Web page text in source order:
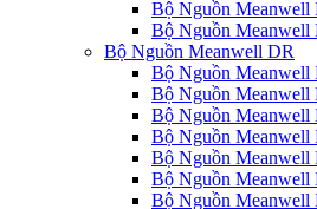
Bộ Nguồn Meanwell
Bộ Nguồn
Bộ Nguồn Meanwell DR
Bộ Nguồn Meanwell
Bộ Nguồn Meanwell
Bộ Nguồn Meanwell
Bộ Nguồn Meanwell
Bộ Nguồn Meanwell
Bộ Nguồn Meanwell
Bộ Nguồn Meanwell